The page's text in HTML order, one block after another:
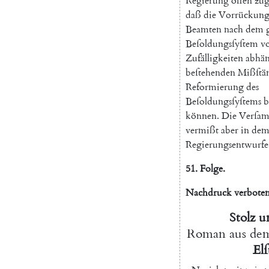
daß die
Beamtennachdem
Beſoldungsſyſtem
Zufälligkeiten
beſtehenden
Reformierungdes
Beſoldungsſyſtems
können. Die
vermißtaberindem
Regierungsentwurfe
51.Folge.
Nachdruck
Stolz
Roman aus